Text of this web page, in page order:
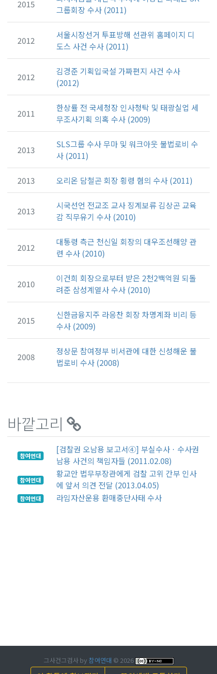
2015
그룹회장 수사 (2011)
2012
서울시장선거 투표방해 선관위 홈페이지 디
도스 사건 수사 (2011)
2012
김경준 기획입국설 가짜편지 사건 수사
(2012)
2011
한상률 전 국세청장 인사청탁 및 태광실업 세
무조사기획 의혹 수사 (2009)
2013
SLS그룹 수사 무마 및 워크아웃 불법로비 수
사 (2011)
2013 오리온 담철곤 회장 횡령 혐의 수사 (2011)
2013
시국선언 전교조 교사 징계보류 김상곤 교육
감 직무유기 수사 (2010)
2012
대통령 측근 천신일 회장의 대우조선해양 관
련 수사 (2010)
2010
이건희 회장으로부터 받은 2천2백억원 되돌
려준 삼성계열사 수사 (2010)
2015
신한금융지주 라응찬 회장 차명계좌 비리 등
수사 (2009)
2008
정상문 참여정부 비서관에 대한 신성해운 불
법로비 수사 (2008)
바깥고리
참여연대
[검찰권 오남용 보고서④] 부실수사ㆍ수사권
남용 사건의 책임자들 (2011.02.08)
참여연대
황교안 법무부장관에게 검찰 고위 간부 인사
에 앞서 의견 전달 (2013.04.05)
참여연대 라임자산운용 환매중단사태 수사
그사건그검사 by 참여연대 © 2026